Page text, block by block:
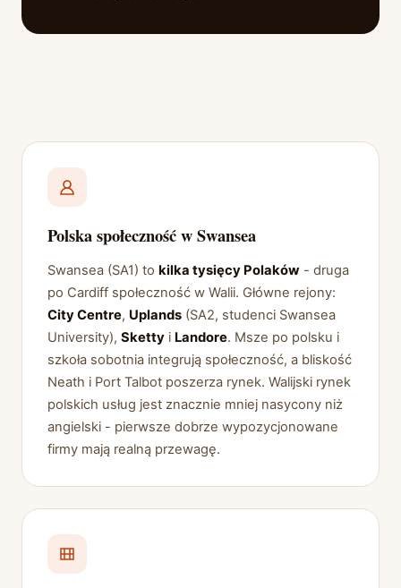
Polska społeczność w Swansea
Swansea (SA1) to kilka tysięcy Polaków - druga
po Cardiff społeczność w Walii. Główne rejony:
City Centre, Uplands (SA2, studenci Swansea
University), Sketty i Landore. Msze po polsku i
szkoła sobotnia integrują społeczność, a bliskość
Neath i Port Talbot poszerza rynek. Walijski rynek
polskich usług jest znacznie mniej nasycony niż
angielski - pierwsze dobrze wypozycjonowane
firmy mają realną przewagę.